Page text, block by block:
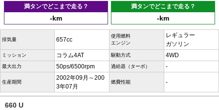
満タンでどこまで走る？
-km
満タンでどこまで走る？
-km
排気量 657cc
使用燃料
エンジン
レギュラー
ガソリン
ミッション コラム4AT 駆動方式 4WD
最大出力 50ps/6500rpm 過給器（ターボ） -
生産期間
2002年09月～200
3年07月
燃費性能 -
660 U